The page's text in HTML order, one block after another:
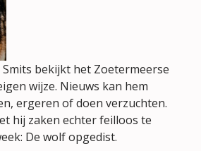
bekijkt het Zoetermeerse
wijze. Nieuws kan hem
ergeren of doen verzuchten.
hij zaken echter feilloos te
De wolf opgedist.